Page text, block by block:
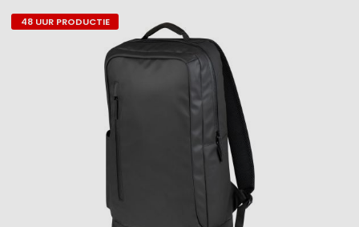
Naar
afbeeldingengalerij
48 UUR PRODUCTIE